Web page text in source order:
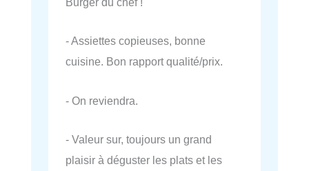
- Assiettes copieuses, bonne
cuisine. Bon rapport qualité/prix.
- On reviendra.
- Valeur sur, toujours un grand
plaisir à déguster les plats et les